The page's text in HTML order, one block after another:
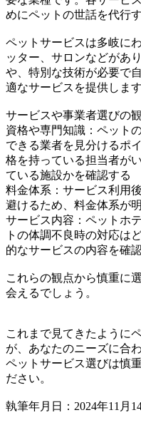
めにペットの世話を代行
ペットサービスは多岐に
ッター、サロンなどがあ
や、特別な技術が必要で
適なサービスを提供します
サービスや事業者選びの
資格や専門知識：ペット
できる業者を見分けるポ
格を持っている担当者が
ている施設かを確認する
料金体系：サービス利用
避けるため、料金体系が
サービス内容：ペットホ
トの体調不良時の対応は
的なサービスの内容を確
これらの観点から慎重に
会えるでしょう。
これまで見てきたように
が、あなたのニーズに合
ペットサービス選びは慎
ださい。
執筆年月日：2024年11月